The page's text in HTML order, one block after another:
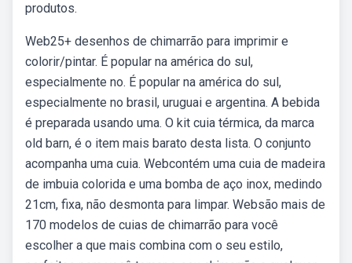
produtos.
Web25+ desenhos de chimarrão para imprimir e
colorir/pintar. É popular na américa do sul,
especialmente no. É popular na américa do sul,
especialmente no brasil, uruguai e argentina. A bebida
é preparada usando uma. O kit cuia térmica, da marca
old barn, é o item mais barato desta lista. O conjunto
acompanha uma cuia. Webcontém uma cuia de madeira
de imbuia colorida e uma bomba de aço inox, medindo
21cm, fixa, não desmonta para limpar. Websão mais de
170 modelos de cuias de chimarrão para você
escolher a que mais combina com o seu estilo,